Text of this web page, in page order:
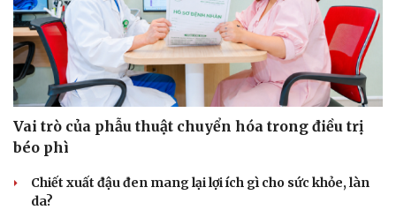
Cải chính
Vai trò của phẫu thuật chuyển hóa trong điều trị
béo phì
Chiết xuất đậu đen mang lại lợi ích gì cho sức khỏe, làn
da?